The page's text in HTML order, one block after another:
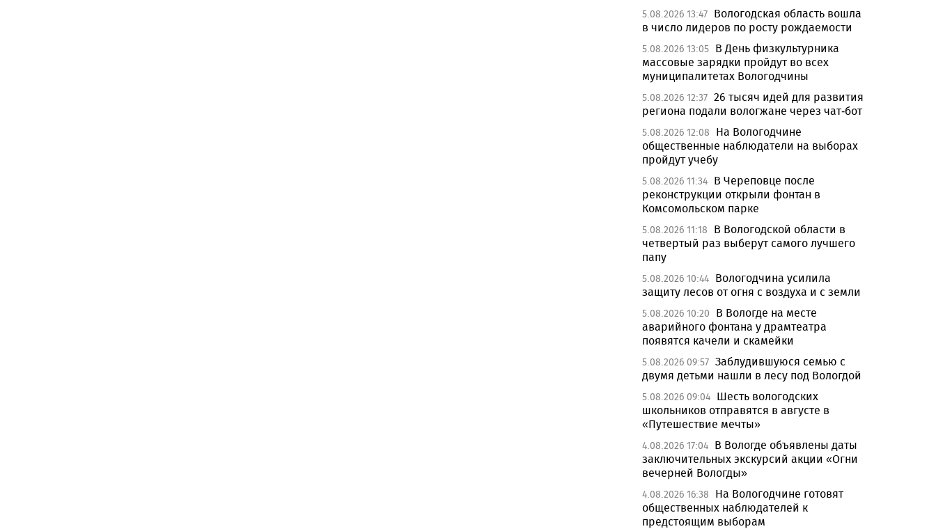
5.08.2026 13:47 Вологодская область вошла
в число лидеров по росту рождаемости
5.08.2026 13:05 В День физкультурника
массовые зарядки пройдут во всех
муниципалитетах Вологодчины
5.08.2026 12:37 26 тысяч идей для развития
региона подали вологжане через чат-бот
5.08.2026 12:08
На Вологодчине
общественные наблюдатели на выборах
пройдут учебу
5.08.2026 11:34 В Череповце после
реконструкции открыли фонтан в
Комсомольском парке
5.08.2026 11:18
В Вологодской области в
четвертый раз выберут самого лучшего
папу
5.08.2026 10:44 Вологодчина усилила
защиту лесов от огня с воздуха и с земли
5.08.2026 10:20
В Вологде на месте
аварийного фонтана у драмтеатра
появятся качели и скамейки
5.08.2026 09:57 Заблудившуюся семью с
двумя детьми нашли в лесу под Вологдой
5.08.2026 09:04 Шесть вологодских
школьников отправятся в августе в
«Путешествие мечты»
4.08.2026 17:04 В Вологде объявлены даты
заключительных экскурсий акции «Огни
вечерней Вологды»
4.08.2026 16:38
На Вологодчине готовят
общественных наблюдателей к
предстоящим выборам